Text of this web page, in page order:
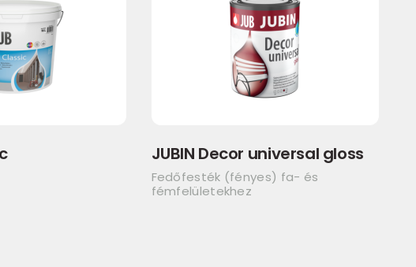
JUBIN Decor universal gloss
Fedőfesték (fényes) fa- és
fémfelületekhez